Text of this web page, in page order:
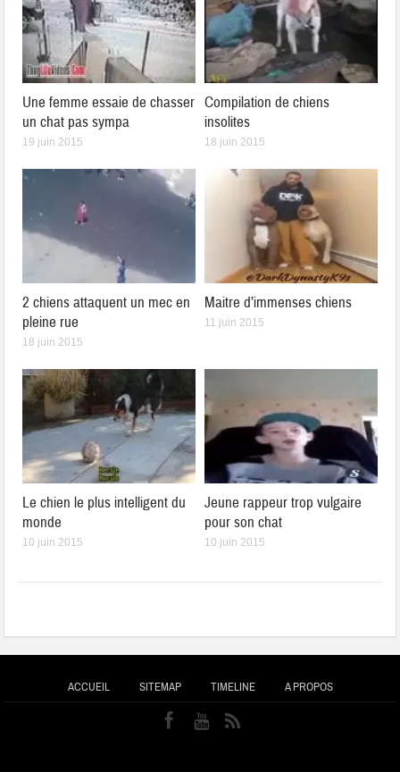
Une femme essaie de chasser
un chat pas sympa
19 juin 2015
Compilation de chiens
insolites
18 juin 2015
2 chiens attaquent un mec en
pleine rue
18 juin 2015
Maitre d’immenses chiens
11 juin 2015
Le chien le plus intelligent du
monde
10 juin 2015
Jeune rappeur trop vulgaire
pour son chat
10 juin 2015
ACCUEIL SITEMAP TIMELINE A PROPOS